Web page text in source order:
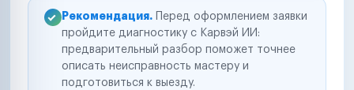
Рекомендация. Перед оформлением заявки
пройдите диагностику с Карвэй ИИ:
предварительный разбор поможет точнее
описать неисправность мастеру и
подготовиться к выезду.